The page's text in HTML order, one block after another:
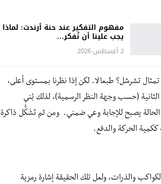
مفهوم التفكير عند حنة أرندت: لماذا
يجب علينا أن نُفكر…
2 أغسطس 2026
تشرشل؟ طبعا لا. لكن إذا نظرنا بمستوى أعلى،
(حسب وجهة النظر الرسمية)، لذلك بُني
الحالة يصبح للإجابة وعي ضمني. ومن ثم تَشَكُّل ذاكرة
الحركة والدفع.
والذرات، ولعل تلك الحقيقة إشارة رمزية